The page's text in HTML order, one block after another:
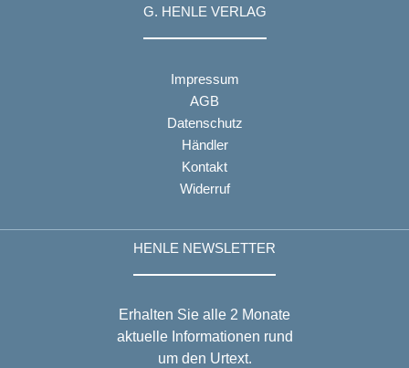
G. HENLE VERLAG
Impressum
AGB
Datenschutz
Händler
Kontakt
Widerruf
HENLE NEWSLETTER
Erhalten Sie alle 2 Monate
aktuelle Informationen rund
um den Urtext.